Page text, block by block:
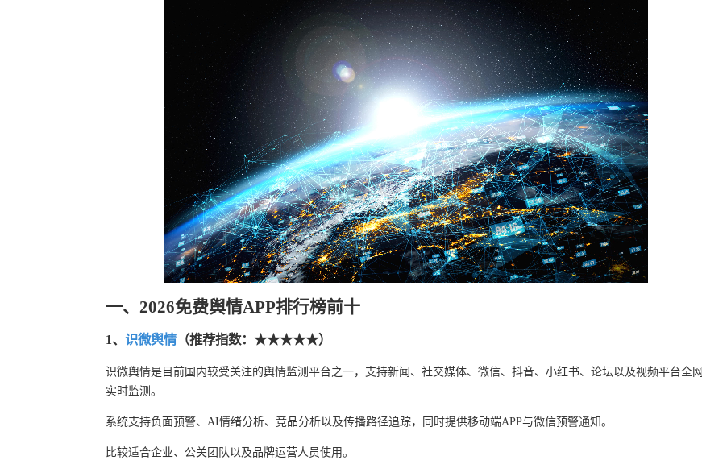
一、2026免费舆情APP排行榜前十
1、 识微舆情（推荐指数：★★★★★）
识微舆情是目前国内较受关注的舆情监测平台之一，支持新闻、社交媒体、微信、抖音、小红书、论坛以及视频平台全网
实时监测。
系统支持负面预警、AI情绪分析、竞品分析以及传播路径追踪，同时提供移动端APP与微信预警通知。
比较适合企业、公关团队以及品牌运营人员使用。